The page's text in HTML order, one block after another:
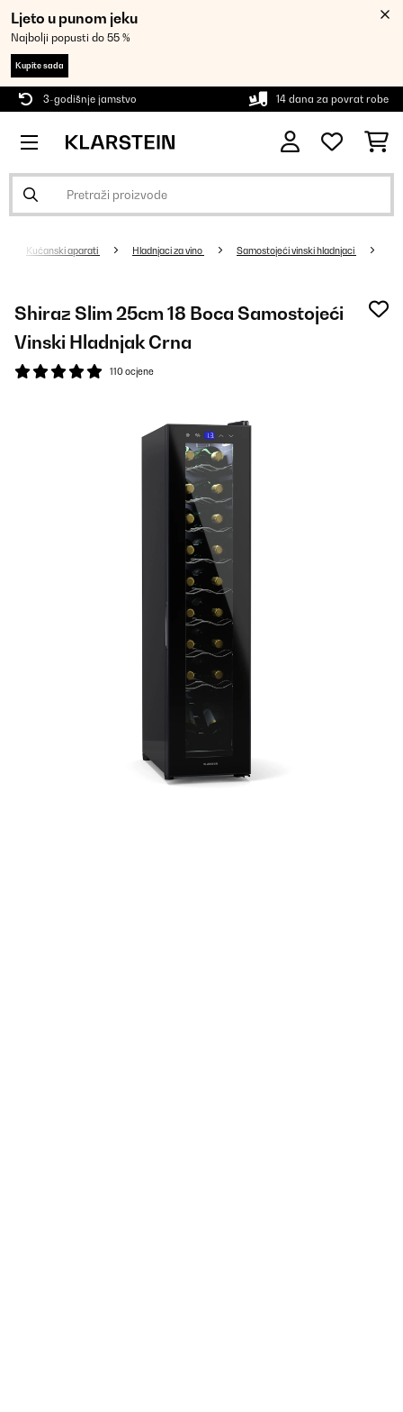
Ljeto u punom jeku
Najbolji popusti do 55 %
Kupite sada
3-godišnje jamstvo 14 dana za povrat robe
Kućanski aparati Hladnjaci za vino Samostojeći vinski hladnjaci
Shiraz Slim 25cm 18 Boca Samostojeći
Vinski Hladnjak Crna
110 ocjene